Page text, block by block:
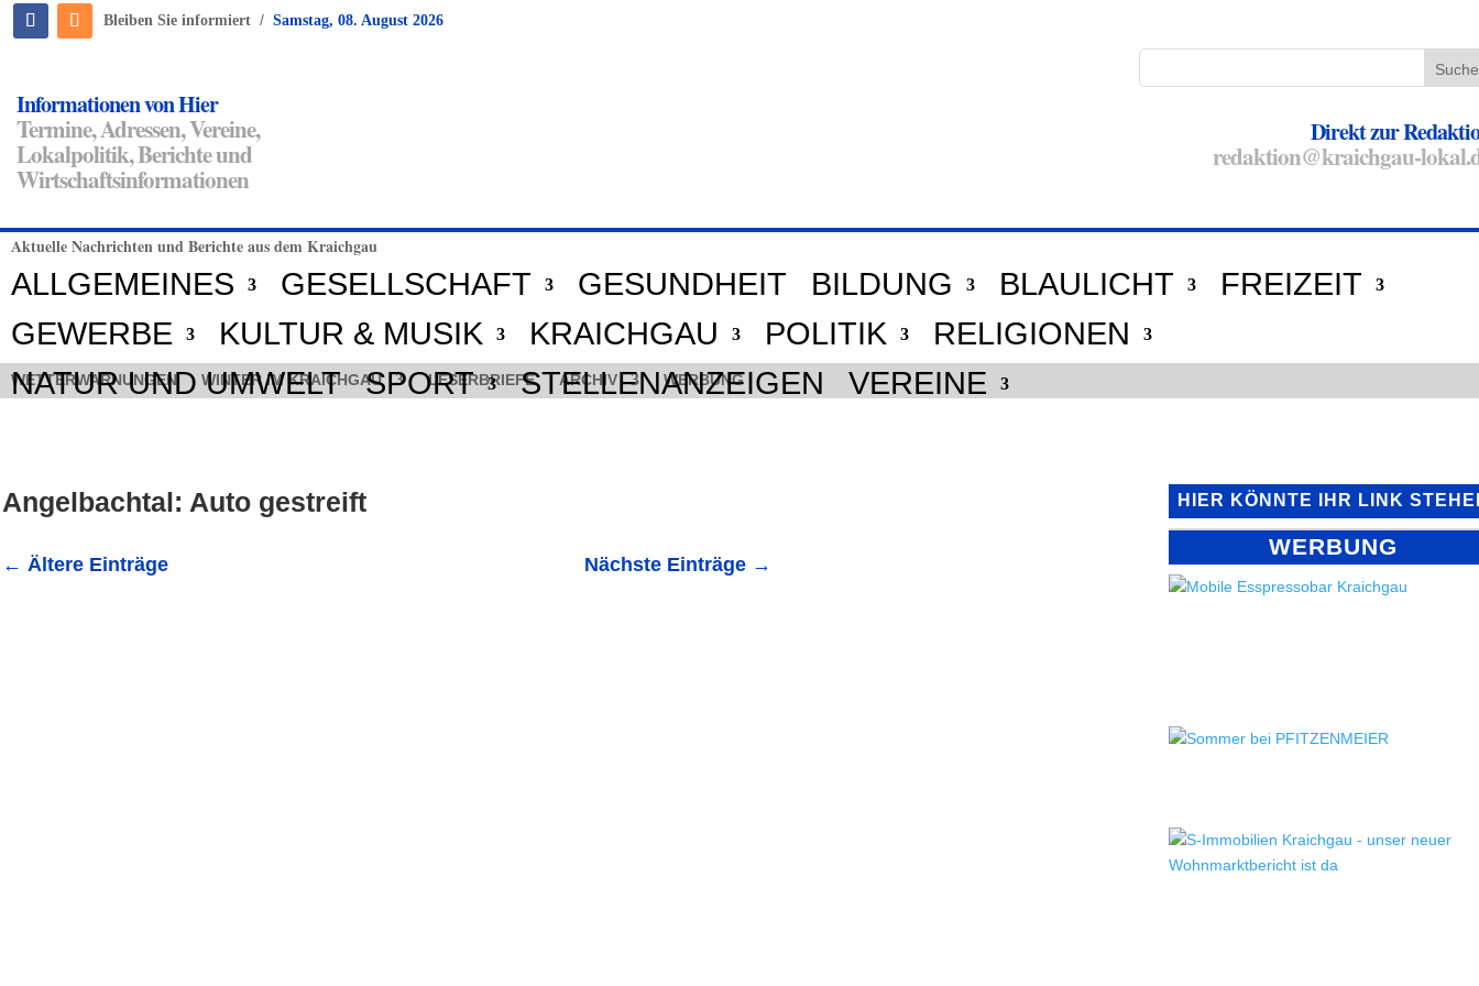
Bleiben Sie informiert / Samstag, 08. August 2026
Informationen von Hier
Termine, Adressen, Vereine,
Lokalpolitik, Berichte und
Wirtschaftsinformationen
Direkt zur
redaktion@kraichgau-
Aktuelle Nachrichten und Berichte aus dem Kraichgau
ALLGEMEINES GESELLSCHAFT GESUNDHEIT BILDUNG BLAULICHT
FREIZEIT
GEWERBE
KULTUR & MUSIK KRAICHGAU POLITIK
RELIGIONEN
NATUR UND UMWELT
SPORT STELLENANZEIGEN VEREINE
WETTERWARNUNGEN WINTER IM KRAICHGAU LESERBRIEFE ARCHIV WERBUNG
Angelbachtal: Auto gestreift
← Ältere Einträge Nächste Einträge→
HIER KÖNNTE IHR LINK
WERBUNG